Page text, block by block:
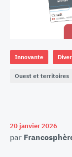
Innovante
Ouest et territoires
20 janvier 2026
par